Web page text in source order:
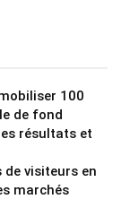
100
de fond
résultats et
visiteurs en
marchés